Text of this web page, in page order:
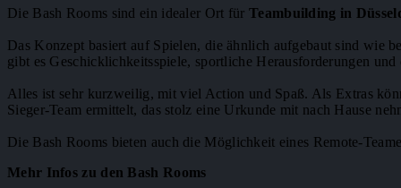
Die Bash Rooms sind ein idealer Ort für Teambuilding in
Das Konzept basiert auf Spielen, die ähnlich aufgebaut sind wie
gibt es Geschicklichkeitsspiele, sportliche Herausforderungen
Alles ist sehr kurzweilig, mit viel Action und Spaß. Als Extras
Sieger-Team ermittelt, das stolz eine Urkunde mit nach Hause
Die Bash Rooms bieten auch die Möglichkeit eines Remote-
Mehr Infos zu den Bash Rooms